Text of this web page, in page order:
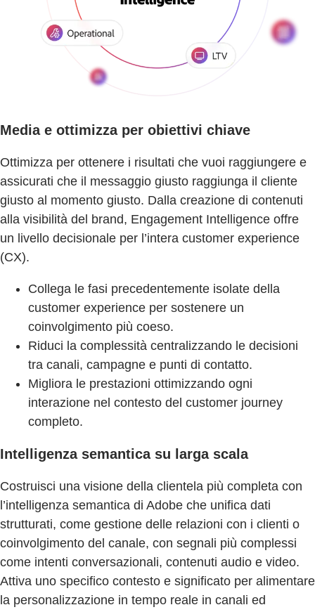
Media e ottimizza per obiettivi chiave
Ottimizza per ottenere i risultati che vuoi raggiungere e
assicurati che il messaggio giusto raggiunga il cliente
giusto al momento giusto. Dalla creazione di contenuti
alla visibilità del brand, Engagement Intelligence offre
un livello decisionale per l’intera customer experience
(CX).
Collega le fasi precedentemente isolate della
customer experience per sostenere un
coinvolgimento più coeso.
Riduci la complessità centralizzando le decisioni
tra canali, campagne e punti di contatto.
Migliora le prestazioni ottimizzando ogni
interazione nel contesto del customer journey
completo.
Intelligenza semantica su larga scala
Costruisci una visione della clientela più completa con
l’intelligenza semantica di Adobe che unifica dati
strutturati, come gestione delle relazioni con i clienti o
coinvolgimento del canale, con segnali più complessi
come intenti conversazionali, contenuti audio e video.
Attiva uno specifico contesto e significato per alimentare
la personalizzazione in tempo reale in canali ed